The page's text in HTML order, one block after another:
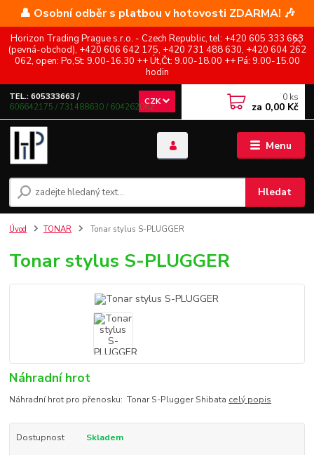
👤 Osobní odběr s platbou v hotovosti ZDARMA! 🎶
Horizon Trading Prague s.r.o. - Czech Republic, tel: +420 605 333 663
(pevná-obchod), +420 606 642 175, +420 731 488 630, +420 604 262
062, open: Po,St: 9.00-16.30 ++ Út,Čt: 9.00-18.00 ++ Pá: 9.00-15.00
hodin
Menu
CZK
Hledat
TEL.: 605333663 /
606642175 / 731488630 / 604262062
0 ks
za 0,00 Kč
Úvod TONAR Tonar stylus S-PLUGGER
Tonar stylus S-PLUGGER
Náhradní hrot
Náhradní hrot pro přenosku: Tonar S-Plugger Shibata celý popis
Dostupnost Skladem